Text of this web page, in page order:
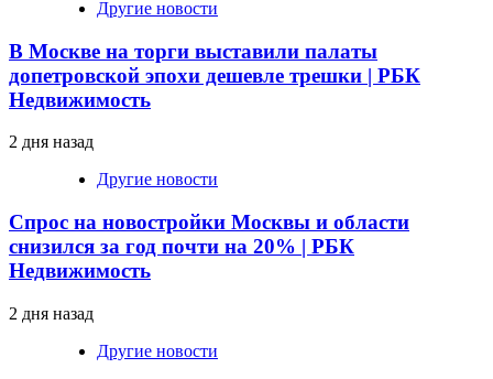
Другие новости
В Москве на торги выставили палаты
допетровской эпохи дешевле трешки | РБК
Недвижимость
2 дня назад
Другие новости
Спрос на новостройки Москвы и области
снизился за год почти на 20% | РБК
Недвижимость
2 дня назад
Другие новости